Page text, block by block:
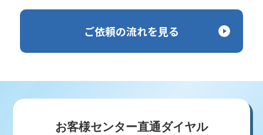
ご依頼の流れを見る
お客様センター直通ダイヤル